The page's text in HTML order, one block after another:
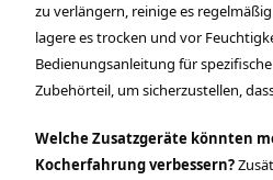
zu verlängern, reinige es
lagere es trocken und vor
Bedienungsanleitung für
Zubehörteil, um sicherzustellen,
Welche Zusatzgeräte könnten
Kocherfahrung verbessern?